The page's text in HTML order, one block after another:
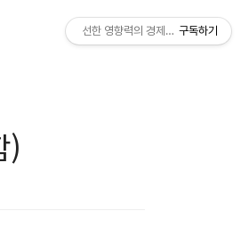
)
선한 영향력의 경제적 자유구독하기